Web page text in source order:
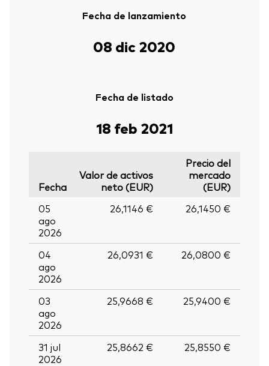
Fecha de lanzamiento
08 dic 2020
Fecha de listado
18 feb 2021
Fecha
Valor de activos
neto (EUR)
Precio del
mercado
(EUR)
05
ago
2026
26,1146 € 26,1450 €
04
ago
2026
26,0931 € 26,0800 €
03
ago
2026
25,9668 € 25,9400 €
31 jul
2026
25,8662 € 25,8550 €